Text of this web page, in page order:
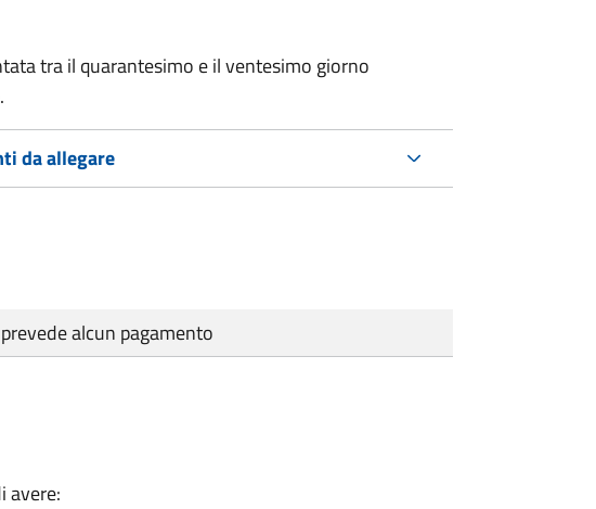
tra il quarantesimo e il ventesimo giorno
da allegare
alcun pagamento
avere: